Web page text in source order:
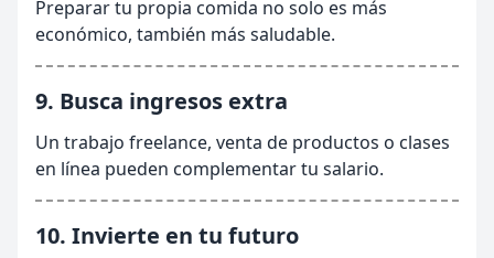
Preparar tu propia comida no solo es más
económico, también más saludable.
9. Busca ingresos extra
Un trabajo freelance, venta de productos o clases
en línea pueden complementar tu salario.
10. Invierte en tu futuro